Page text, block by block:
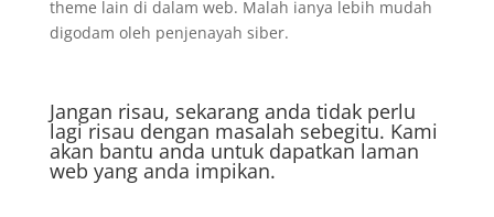
theme lain di dalam web. Malah ianya lebih mudah
digodam oleh penjenayah siber.
Jangan risau, sekarang anda tidak perlu
lagi risau dengan masalah sebegitu. Kami
akan bantu anda untuk dapatkan laman
web yang anda impikan.